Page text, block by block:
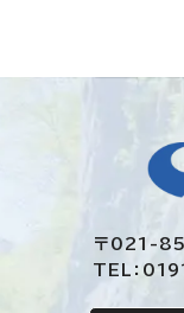
〒021-
TEL：